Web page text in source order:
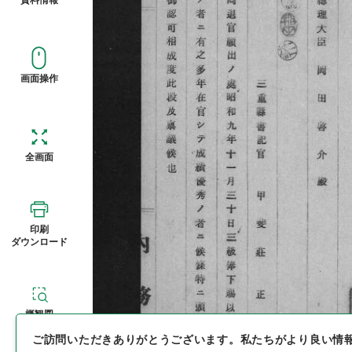
画面操作
全画面
印刷
ダウンロード
概観図
ご訪問いただきありがとうございます。 私たちがより良い情